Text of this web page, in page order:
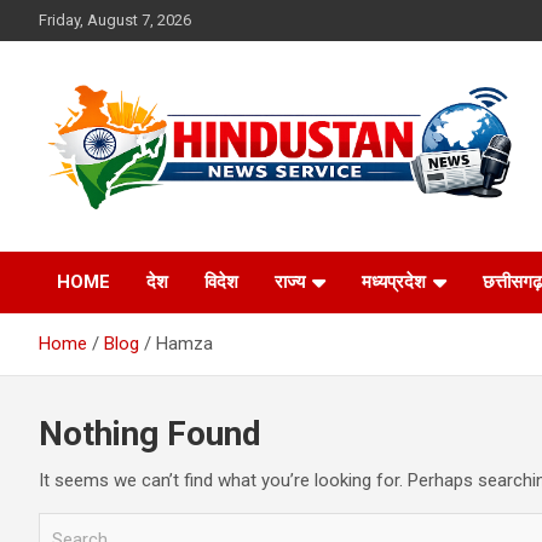
to
Friday, August 7, 2026
Hindustan News
Service
HOME देश विदेश राज्य मध्यप्रदेश छत्तीसगढ़
Home Blog Hamza
Nothing Found
It seems we can’t find what you’re looking for. Perhaps